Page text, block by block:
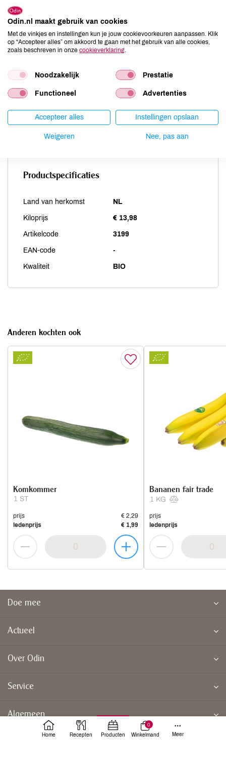
Lupine
Mosterd
niet aanwezig
Noten
niet aanwezig
Schaaldieren
niet aanwezig
Sesam
niet aanwezig
Soja
niet aanwezig
Weekdieren
niet aanwezig
Productspecificaties
Land van herkomst NL
Kiloprijs € 13,98
Artikelcode 3199
EAN-code -
Kwaliteit BIO
Anderen kochten ook
1 ST
Komkommer
prijs
€ 2,29
ledenprijs
€ 1,99
1 KG
Bananen fair trade
prijs
ledenprijs
Doe mee
Actueel
Over Odin
Service
Algemeen
Home Recepten Producten
0
Winkelmand
Meer
Odin.nl maakt gebruik van cookies
Met de vinkjes en instellingen kun je jouw cookievoorkeuren aanpassen. Klik
op “Accepteer alles” om akkoord te gaan met het gebruik van alle cookies,
zoals beschreven in onze cookieverklaring.
Noodzakelijk Prestatie
Functioneel Advertenties
Accepteer alles Instellingen opslaan
Weigeren Nee, pas aan